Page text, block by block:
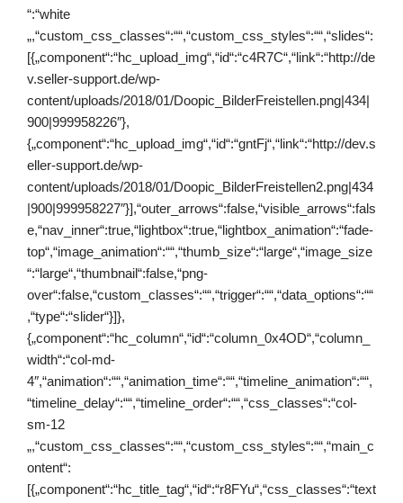
“:“white
„,“custom_css_classes“:““,“custom_css_styles“:““,“slides“:
[{„component“:“hc_upload_img“,“id“:“c4R7C“,“link“:“http://de
v.seller-support.de/wp-
content/uploads/2018/01/Doopic_BilderFreistellen.png|434|
900|999958226″},
{„component“:“hc_upload_img“,“id“:“gntFj“,“link“:“http://dev.s
eller-support.de/wp-
content/uploads/2018/01/Doopic_BilderFreistellen2.png|434
|900|999958227″}],“outer_arrows“:false,“visible_arrows“:fals
e,“nav_inner“:true,“lightbox“:true,“lightbox_animation“:“fade-
top“,“image_animation“:““,“thumb_size“:“large“,“image_size
“:“large“,“thumbnail“:false,“png-
over“:false,“custom_classes“:““,“trigger“:““,“data_options“:““
,“type“:“slider“}]},
{„component“:“hc_column“,“id“:“column_0x4OD“,“column_
width“:“col-md-
4″,“animation“:““,“animation_time“:““,“timeline_animation“:““,
“timeline_delay“:““,“timeline_order“:““,“css_classes“:“col-
sm-12
„,“custom_css_classes“:““,“custom_css_styles“:““,“main_c
ontent“:
[{„component“:“hc_title_tag“,“id“:“r8FYu“,“css_classes“:“text